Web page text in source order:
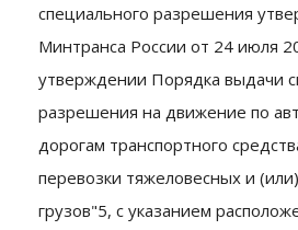
специального разрешения
Минтранса России от 24 июля
утверждении Порядка выдачи
разрешения на движение по
дорогам транспортного
перевозки тяжеловесных и
грузов"5, с указанием